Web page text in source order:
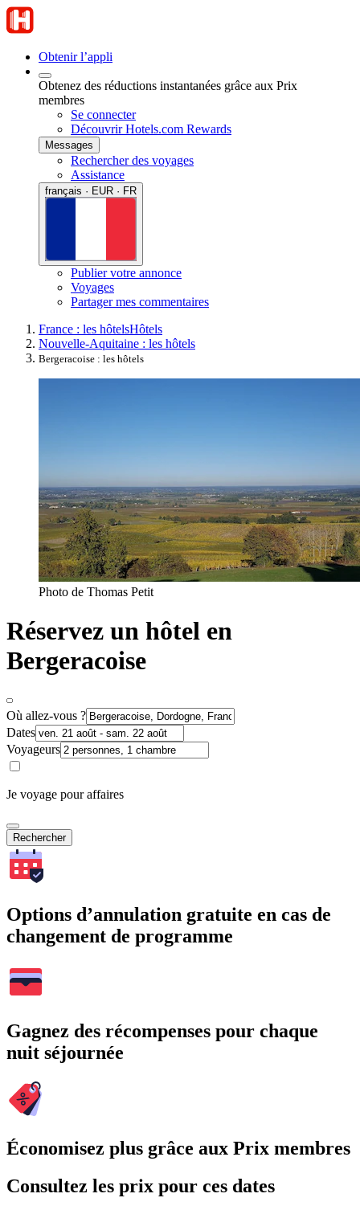
Obtenir l’appli
Obtenez des réductions instantanées grâce aux Prix
membres
Se connecter
Découvrir Hotels.com Rewards
Messages
Rechercher des voyages
Assistance
français · EUR · FR
Publier votre annonce
Voyages
Partager mes commentaires
France : les hôtelsHôtels
Nouvelle-Aquitaine : les hôtels
Bergeracoise : les hôtels
Photo de Thomas Petit
Réservez un hôtel en
Bergeracoise
Où allez-vous ?
Dates
Voyageurs
Je voyage pour affaires
Rechercher
Options d’annulation gratuite en cas de
changement de programme
Gagnez des récompenses pour chaque
nuit séjournée
Économisez plus grâce aux Prix membres
Consultez les prix pour ces dates